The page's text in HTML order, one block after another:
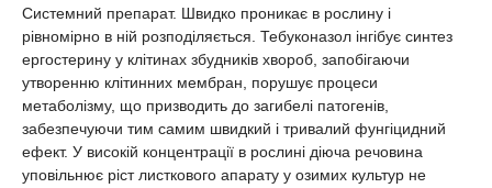
Системний препарат. Швидко проникає в рослину і
рівномірно в ній розподіляється. Тебуконазол інгібує синтез
ергостерину у клітинах збудників хвороб, запобігаючи
утворенню клітинних мембран, порушує процеси
метаболізму, що призводить до загибелі патогенів,
забезпечуючи тим самим швидкий і тривалий фунгіцидний
ефект. У високій концентрації в рослині діюча речовина
уповільнює ріст листкового апарату у озимих культур не